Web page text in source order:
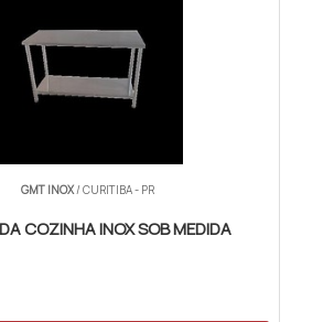
GMT INOX/ CURITIBA - PR
COZINHA INOX SOB MEDIDA